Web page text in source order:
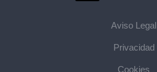
Aviso Legal
Privacidad
Cookies